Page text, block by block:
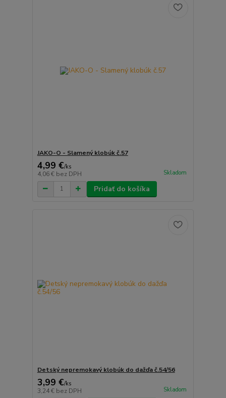
JAKO-O - Slamený klobúk č.57
4,99 €/ks
4,06 € bez DPH Skladom
Pridať do košíka
Detský nepremokavý klobúk do dažďa č.54/56
3,99 €/ks
3,24 € bez DPH Skladom